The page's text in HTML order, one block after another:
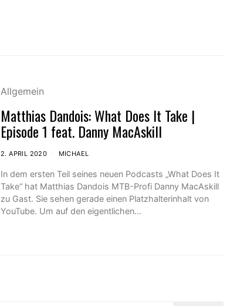
Allgemein
Matthias Dandois: What Does It Take |
Episode 1 feat. Danny MacAskill
2. APRIL 2020 MICHAEL
In dem ersten Teil seines neuen Podcasts „What Does It
Take“ hat Matthias Dandois MTB-Profi Danny MacAskill
zu Gast. Sie sehen gerade einen Platzhalterinhalt von
YouTube. Um auf den eigentlichen…